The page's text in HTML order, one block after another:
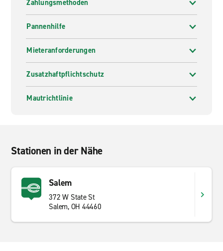
Zahlungsmethoden
Pannenhilfe
Mieteranforderungen
Zusatzhaftpflichtschutz
Mautrichtlinie
Stationen in der Nähe
Salem
372 W State St
Salem, OH 44460